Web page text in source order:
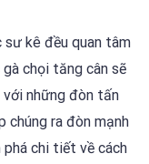
kê đều quan tâm
gà chọi tăng cân sẽ
những đòn tấn
chúng ra đòn mạnh
phá chi tiết về cách